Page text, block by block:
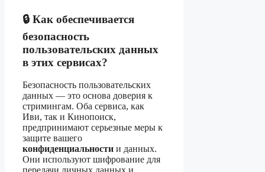
🔒 Как обеспечивается
безопасность
пользовательских данных
в этих сервисах?
Безопасность пользовательских
данных — это основа доверия к
стримингам. Оба сервиса, как
Иви, так и Кинопоиск,
предпринимают серьезные меры к
защите вашего
конфиденциальности и данных.
Они используют шифрование для